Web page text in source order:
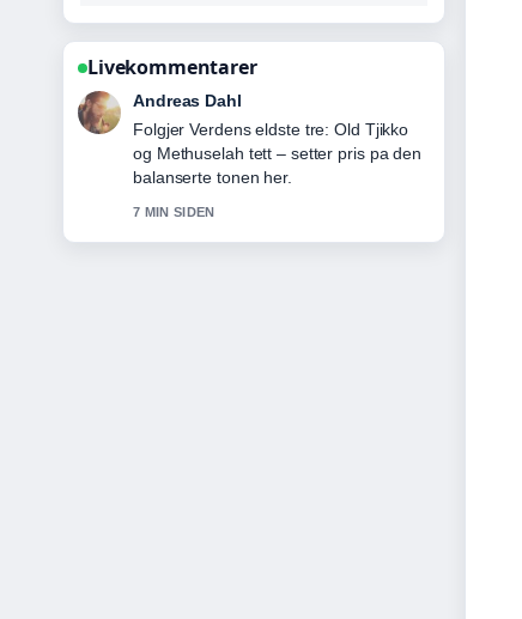
Livekommentarer
Sara Lind
Nyttig kontekst rundt Emma Frost
Marvel Rivals: Guide til evner,.... Hold
gjerne denne livestrengen oppdatert.
9 MIN SIDEN